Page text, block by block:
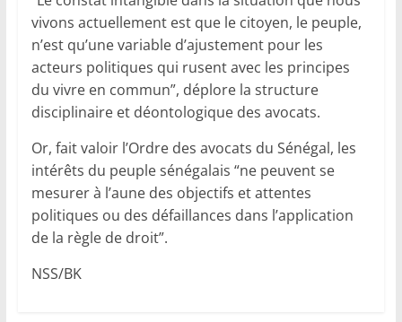
vivons actuellement est que le citoyen, le peuple,
n’est qu’une variable d’ajustement pour les
acteurs politiques qui rusent avec les principes
du vivre en commun”, déplore la structure
disciplinaire et déontologique des avocats.
Or, fait valoir l’Ordre des avocats du Sénégal, les
intérêts du peuple sénégalais “ne peuvent se
mesurer à l’aune des objectifs et attentes
politiques ou des défaillances dans l’application
de la règle de droit”.
NSS/BK